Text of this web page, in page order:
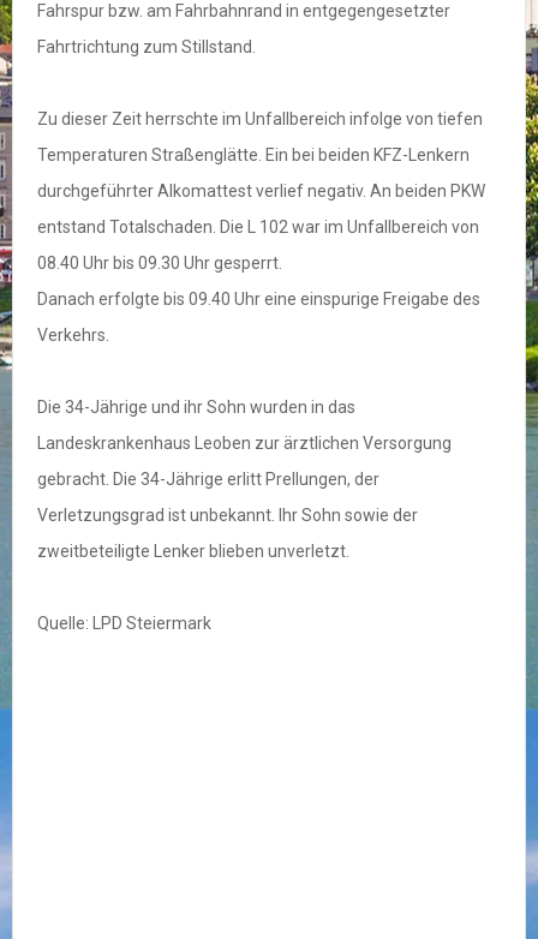
Fahrspur bzw. am Fahrbahnrand in entgegengesetzter
Fahrtrichtung zum Stillstand.
Zu dieser Zeit herrschte im Unfallbereich infolge von tiefen
Temperaturen Straßenglätte. Ein bei beiden KFZ-Lenkern
durchgeführter Alkomattest verlief negativ. An beiden PKW
entstand Totalschaden. Die L 102 war im Unfallbereich von
08.40 Uhr bis 09.30 Uhr gesperrt.
Danach erfolgte bis 09.40 Uhr eine einspurige Freigabe des
Verkehrs.
Die 34-Jährige und ihr Sohn wurden in das
Landeskrankenhaus Leoben zur ärztlichen Versorgung
gebracht. Die 34-Jährige erlitt Prellungen, der
Verletzungsgrad ist unbekannt. Ihr Sohn sowie der
zweitbeteiligte Lenker blieben unverletzt.
Quelle: LPD Steiermark